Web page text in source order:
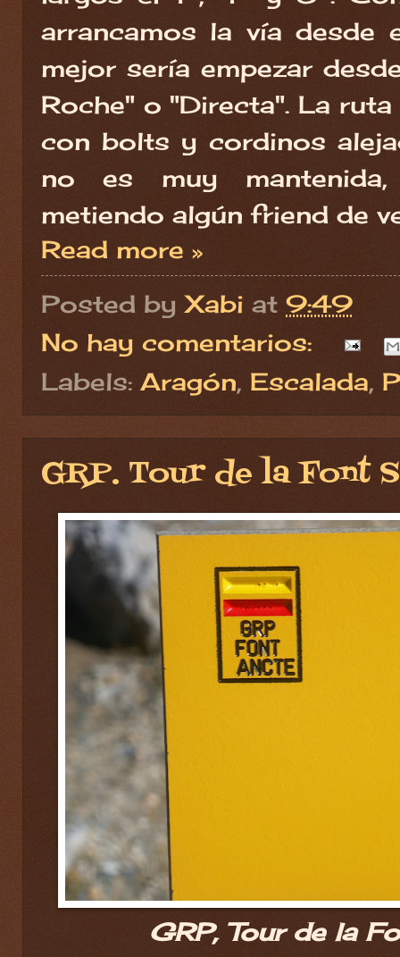
arrancamos la vía desde
mejor sería empezar
Roche" o "Directa". La
con bolts y cordinos
no es muy
metiendo algún friend de
Read more »
Posted byXabi at 9:49
No hay comentarios:
Labels: Aragón, Escalada,
GRP. Tour de la Font
GRP, Tour de la